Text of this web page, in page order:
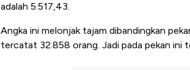
adalah 5.517,43.
Angka ini melonjak tajam dibandingkan
tercatat 32.858 orang. Jadi pada pekan ini